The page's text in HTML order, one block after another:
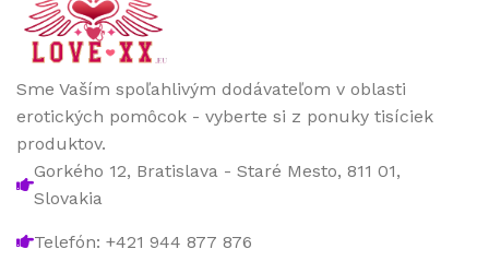
Sme Vaším spoľahlivým dodávateľom v oblasti
erotických pomôcok - vyberte si z ponuky tisíciek
produktov.
Gorkého 12, Bratislava - Staré Mesto, 811 01,
Slovakia
Telefón: +421 944 877 876